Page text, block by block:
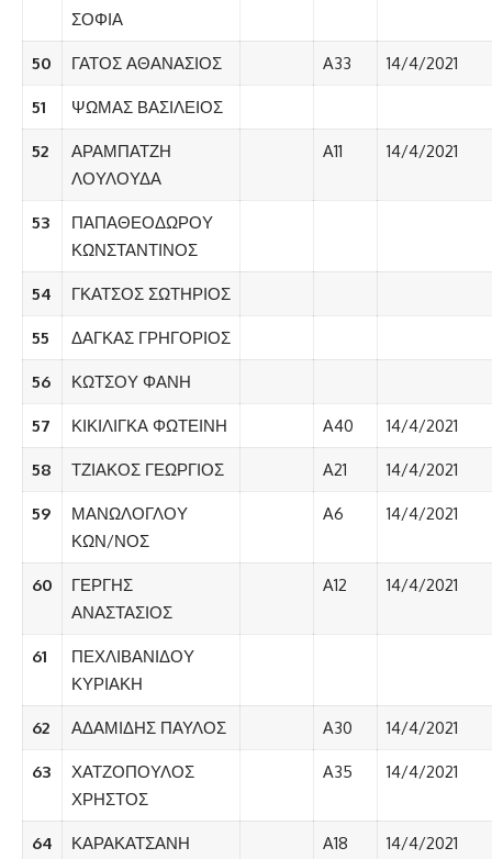
ΣΟΦΙΑ
50 ΓΑΤΟΣ ΑΘΑΝΑΣΙΟΣ A33 14/4/2021
51 ΨΩΜΑΣ ΒΑΣΙΛΕΙΟΣ
52
ΑΡΑΜΠΑΤΖΗ
ΛΟΥΛΟΥΔΑ
A11 14/4/2021
53
ΠΑΠΑΘΕΟΔΩΡΟΥ
ΚΩΝΣΤΑΝΤΙΝΟΣ
54 ΓΚΑΤΣΟΣ ΣΩΤΗΡΙΟΣ
55 ΔΑΓΚΑΣ ΓΡΗΓΟΡΙΟΣ
56 ΚΩΤΣΟΥ ΦΑΝΗ
57 ΚΙΚΙΛΙΓΚΑ ΦΩΤΕΙΝΗ A40 14/4/2021
58 ΤΖΙΑΚΟΣ ΓΕΩΡΓΙΟΣ A21 14/4/2021
59
ΜΑΝΩΛΟΓΛΟΥ
ΚΩΝ/ΝΟΣ
A6 14/4/2021
60
ΓΕΡΓΗΣ
ΑΝΑΣΤΑΣΙΟΣ
A12 14/4/2021
61
ΠΕΧΛΙΒΑΝΙΔΟΥ
ΚΥΡΙΑΚΗ
62 ΑΔΑΜΙΔΗΣ ΠΑΥΛΟΣ A30 14/4/2021
63
ΧΑΤΖΟΠΟΥΛΟΣ
ΧΡΗΣΤΟΣ
A35 14/4/2021
64
ΚΑΡΑΚΑΤΣΑΝΗ
A18 14/4/2021